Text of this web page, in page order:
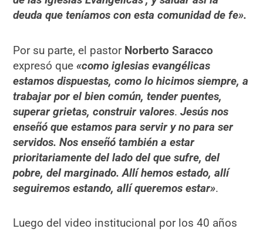
deuda que teníamos con esta comunidad de fe».
Por su parte, el pastor Norberto Saracco
expresó que«como iglesias evangélicas
estamos dispuestas, como lo hicimos siempre, a
trabajar por el bien común, tender puentes,
superar grietas, construir valores.Jesús nos
enseñó que estamos para servir y no para ser
servidos. Nos enseñó también a estar
prioritariamente del lado del que sufre, del
pobre, del marginado. Allí hemos estado, allí
seguiremos estando, allí queremos estar».
Luego del video institucional por los 40 años